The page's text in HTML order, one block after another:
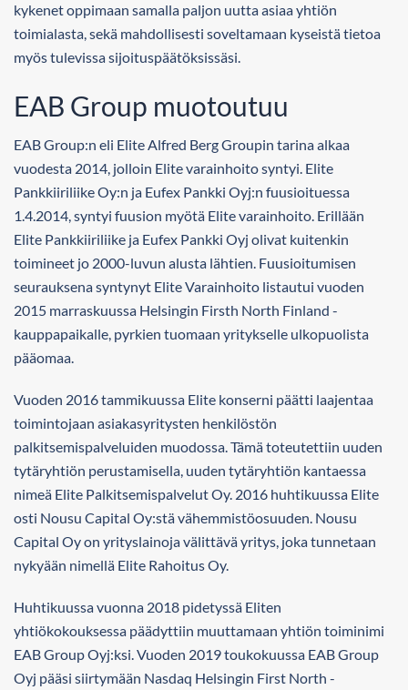
kykenet oppimaan samalla paljon uutta asiaa yhtiön
toimialasta, sekä mahdollisesti soveltamaan kyseistä tietoa
myös tulevissa sijoituspäätöksissäsi.
EAB Group muotoutuu
EAB Group:n eli Elite Alfred Berg Groupin tarina alkaa
vuodesta 2014, jolloin Elite varainhoito syntyi. Elite
Pankkiiriliike Oy:n ja Eufex Pankki Oyj:n fuusioituessa
1.4.2014, syntyi fuusion myötä Elite varainhoito. Erillään
Elite Pankkiiriliike ja Eufex Pankki Oyj olivat kuitenkin
toimineet jo 2000-luvun alusta lähtien. Fuusioitumisen
seurauksena syntynyt Elite Varainhoito listautui vuoden
2015 marraskuussa Helsingin Firsth North Finland -
kauppapaikalle, pyrkien tuomaan yritykselle ulkopuolista
pääomaa.
Vuoden 2016 tammikuussa Elite konserni päätti laajentaa
toimintojaan asiakasyritysten henkilöstön
palkitsemispalveluiden muodossa. Tämä toteutettiin uuden
tytäryhtiön perustamisella, uuden tytäryhtiön kantaessa
nimeä Elite Palkitsemispalvelut Oy. 2016 huhtikuussa Elite
osti Nousu Capital Oy:stä vähemmistöosuuden. Nousu
Capital Oy on yrityslainoja välittävä yritys, joka tunnetaan
nykyään nimellä Elite Rahoitus Oy.
Huhtikuussa vuonna 2018 pidetyssä Eliten
yhtiökokouksessa päädyttiin muuttamaan yhtiön toiminimi
EAB Group Oyj:ksi. Vuoden 2019 toukokuussa EAB Group
Oyj pääsi siirtymään Nasdaq Helsingin First North -